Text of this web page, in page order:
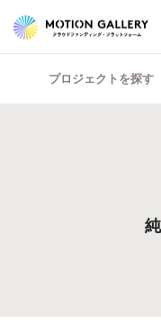
プロジェクトを探す